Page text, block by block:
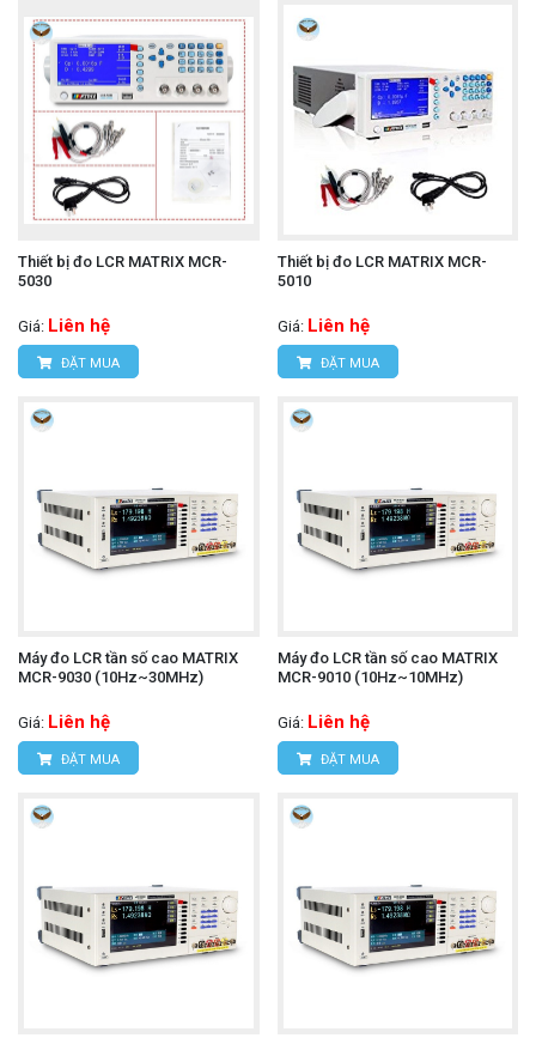
Thiết bị đo LCR MATRIX MCR-
5030
Giá: Liên hệ
ĐẶT MUA
Thiết bị đo LCR MATRIX MCR-
5010
Giá: Liên hệ
ĐẶT MUA
Máy đo LCR tần số cao MATRIX
MCR-9030 (10Hz~30MHz)
Giá: Liên hệ
ĐẶT MUA
Máy đo LCR tần số cao MATRIX
MCR-9010 (10Hz~10MHz)
Giá: Liên hệ
ĐẶT MUA